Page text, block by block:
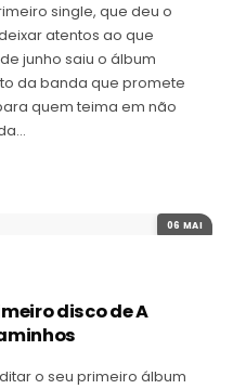
single, que deu o
atentos ao que
junho saiu o álbum
da banda que promete
quem teima em não
06 MAI
disco de A
o seu primeiro álbum